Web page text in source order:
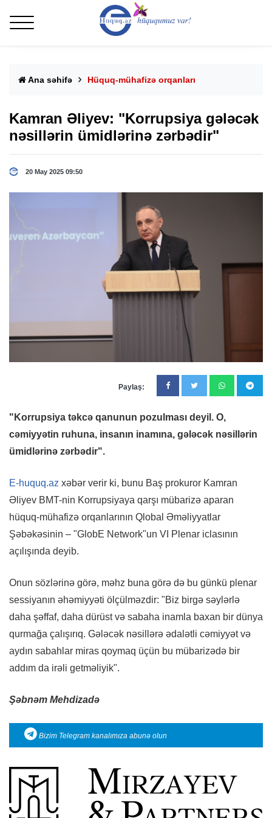
Ana səhifə Hüquq-mühafizə orqanları
Kamran Əliyev: "Korrupsiya gələcək
nəsillərin ümidlərinə zərbədir"
20 May 2025 09:50
Paylaş:
"Korrupsiya təkcə qanunun pozulması deyil. O,
cəmiyyətin ruhuna, insanın inamına, gələcək nəsillərin
ümidlərinə zərbədir".
E-huquq.az xəbər verir ki, bunu Baş prokuror Kamran
Əliyev BMT-nin Korrupsiyaya qarşı mübarizə aparan
hüquq-mühafizə orqanlarının Qlobal Əməliyyatlar
Şəbəkəsinin – "GlobE Network"un VI Plenar iclasının
açılışında deyib.
Onun sözlərinə görə, məhz buna görə də bu günkü plenar
sessiyanın əhəmiyyəti ölçülməzdir: "Biz birgə səylərlə
daha şəffaf, daha dürüst və sabaha inamla baxan bir dünya
qurmağa çalışırıq. Gələcək nəsillərə ədalətli cəmiyyət və
aydın sabahlar miras qoymaq üçün bu mübarizədə bir
addım da irəli getməliyik".
Şəbnəm Mehdizadə
Bizim Telegram kanalımıza abunə olun